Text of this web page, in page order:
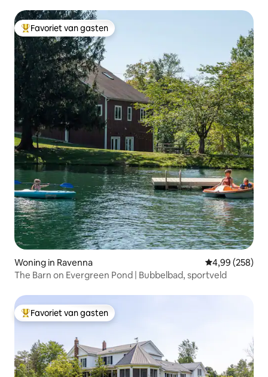
Topfavoriet van gasten
Favoriet van gasten
Woning in Ravenna Gemiddelde
4,99 (258)
The Barn on Evergreen Pond | Bubbelbad, sportveld
Topfavoriet van gasten
Favoriet van gasten